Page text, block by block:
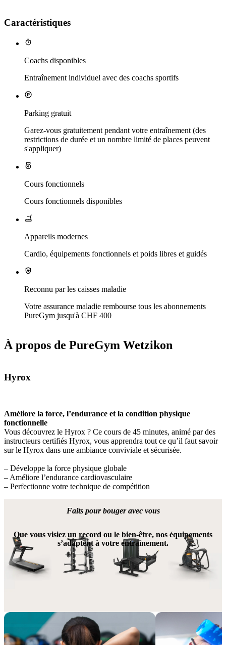
Caractéristiques
Coachs disponibles
Entraînement individuel avec des coachs sportifs
Parking gratuit
Garez-vous gratuitement pendant votre entraînement (des
restrictions de durée et un nombre limité de places peuvent
s'appliquer)
Cours fonctionnels
Cours fonctionnels disponibles
Appareils modernes
Cardio, équipements fonctionnels et poids libres et guidés
Reconnu par les caisses maladie
Votre assurance maladie rembourse tous les abonnements
PureGym jusqu'à CHF 400
À propos de PureGym Wetzikon
Hyrox
Améliore la force, l’endurance et la condition physique
fonctionnelle
Vous découvrez le Hyrox ? Ce cours de 45 minutes, animé par des
instructeurs certifiés Hyrox, vous apprendra tout ce qu’il faut savoir
sur le Hyrox dans une ambiance conviviale et sécurisée.
– Développe la force physique globale
– Améliore l’endurance cardiovasculaire
– Perfectionne votre technique de compétition
Faits pour bouger avec vous
Que vous visiez un record ou le bien-être, nos équipements
s’adaptent à votre entraînement.
Encore plus d’avantages, de la performance pure!